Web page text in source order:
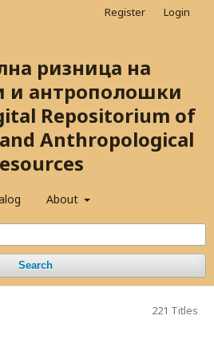
ризница на
и антрополошки
Repositorium of
Anthropological
About
Search
Register Login
221 Titles